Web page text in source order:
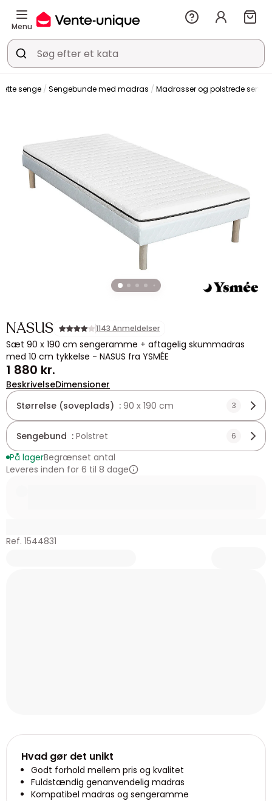
Menu
senge Sengebunde med madras Madrasser og polstrede
NASUS 1143 Anmeldelser
Sæt 90 x 190 cm sengeramme + aftagelig skummadras
med 10 cm tykkelse - NASUS fra YSMÉE
1 880 kr.
BeskrivelseDimensioner
Størrelse (soveplads) : 90 x 190 cm 3
Sengebund : Polstret 6
På lagerBegrænset antal
Leveres inden for 6 til 8 dage
Ref. 1544831
Hvad gør det unikt
Godt forhold mellem pris og kvalitet
Fuldstændig genanvendelig madras
Kompatibel madras og sengeramme